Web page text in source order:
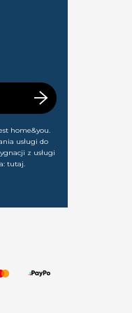
home&you.
usługi do
z usługi
tutaj.